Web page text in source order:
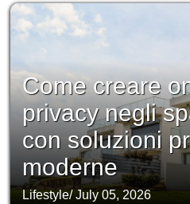
Come creare
privacy negli
con soluzioni
moderne
Lifestyle/July 05, 2026